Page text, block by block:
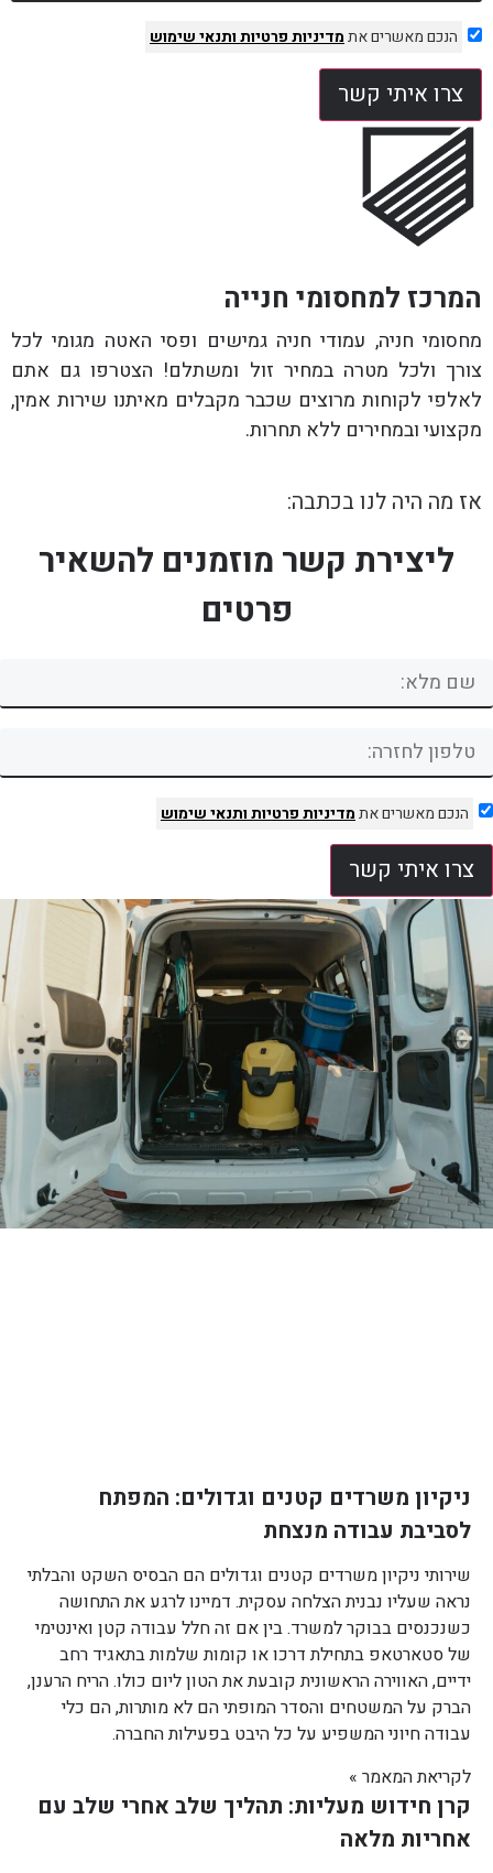
הנכם מאשרים אתמדיניות פרטיותותנאי שימוש
צרו איתי קשר
המרכז למחסומי חנייה
מחסומי חניה, עמודי חניה גמישים ופסי האטה מגומי לכל
צורך ולכל מטרה במחיר זול ומשתלם! הצטרפו גם אתם
לאלפי לקוחות מרוצים שכבר מקבלים מאיתנו שירות אמין,
מקצועי ובמחירים ללא תחרות.
אז מה היה לנו בכתבה:
ליצירת קשר מוזמנים להשאיר
פרטים
הנכם מאשרים אתמדיניות פרטיותותנאי שימוש
צרו איתי קשר
ניקיון משרדים קטנים וגדולים: המפתח
לסביבת עבודה מנצחת
שירותי ניקיון משרדים קטנים וגדולים הם הבסיס השקט והבלתי
נראה שעליו נבנית הצלחה עסקית. דמיינו לרגע את התחושה
כשנכנסים בבוקר למשרד. בין אם זה חלל עבודה קטן ואינטימי
של סטארטאפ בתחילת דרכו או קומות שלמות בתאגיד רחב
ידיים, האווירה הראשונית קובעת את הטון ליום כולו. הריח הרענן,
הברק על המשטחים והסדר המופתי הם לא מותרות, הם כלי
עבודה חיוני המשפיע על כל היבט בפעילות החברה.
לקריאת המאמר »
קרן חידוש מעליות: תהליך שלב אחרי שלב עם
אחריות מלאה